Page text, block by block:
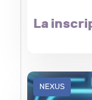
La
NEXUS